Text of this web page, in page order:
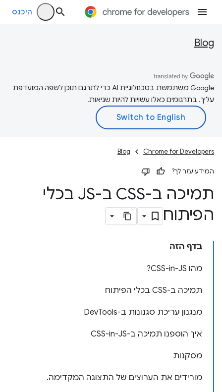
היכנס
Blog
‫Google משתמשת בטכנולוגיית AI כדי לתרגם תוכן לשפה המועדפת
עליך. בתרגומים כאלו עשויות להיות שגיאות.
Chrome for Developers
Blog
המידע עזר לך?
תמיכה ב-CSS ב-JS בכלי
הפיתוח
בדף הזה
מהו CSS-in-JS?
תמיכה ב-CSS בכלי הפיתוח
מנגנון עריכת סגנונות ב-DevTools
איך הוספנו תמיכה ב-CSS-in-JS
מסקנות
מורידים את הערוצים של התצוגה המקדימה.